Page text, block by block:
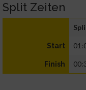
Split Zeiten
Start
Finish